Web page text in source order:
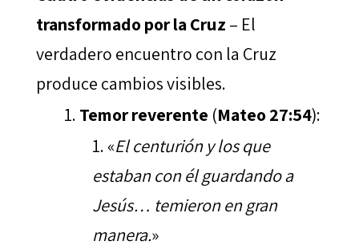
transformado por la Cruz – El
verdadero encuentro con la Cruz
produce cambios visibles.
Temor reverente (Mateo 27:54):
«El centurión y los que
estaban con él guardando a
Jesús… temieron en gran
manera.»